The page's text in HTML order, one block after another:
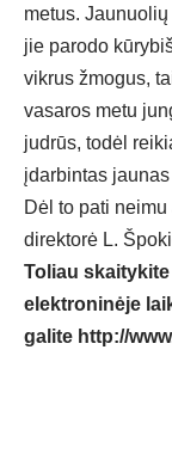
metus.
jie parodo
vikrus žmogus,
vasaros metu
judrūs, todėl
įdarbintas
Dėl to pati
direktorė L.
Toliau
elektroninėje
galite http://